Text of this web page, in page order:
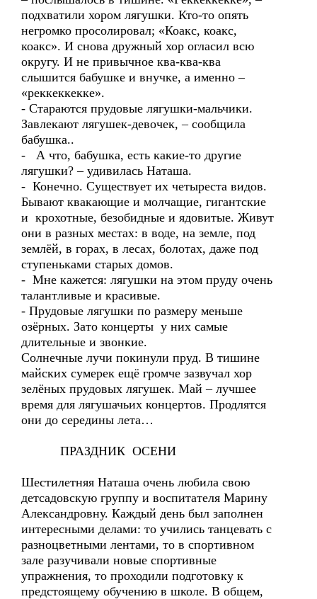
подхватили хором лягушки. Кто-то опять
негромко просолировал; «Коакс, коакс,
коакс». И снова дружный хор огласил всю
округу. И не привычное ква-ква-ква
слышится бабушке и внучке, а именно –
«реккеккекке».
- Стараются прудовые лягушки-мальчики.
Завлекают лягушек-девочек, – сообщила
бабушка..
- А что, бабушка, есть какие-то другие
лягушки? – удивилась Наташа.
- Конечно. Существует их четыреста видов.
Бывают квакающие и молчащие, гигантские
и крохотные, безобидные и ядовитые. Живут
они в разных местах: в воде, на земле, под
землёй, в горах, в лесах, болотах, даже под
ступеньками старых домов.
- Мне кажется: лягушки на этом пруду очень
талантливые и красивые.
- Прудовые лягушки по размеру меньше
озёрных. Зато концерты у них самые
длительные и звонкие.
Солнечные лучи покинули пруд. В тишине
майских сумерек ещё громче зазвучал хор
зелёных прудовых лягушек. Май – лучшее
время для лягушачьих концертов. Продлятся
они до середины лета…
ПРАЗДНИК ОСЕНИ
Шестилетняя Наташа очень любила свою
детсадовскую группу и воспитателя Марину
Александровну. Каждый день был заполнен
интересными делами: то учились танцевать с
разноцветными лентами, то в спортивном
зале разучивали новые спортивные
упражнения, то проходили подготовку к
предстоящему обучению в школе. В общем,